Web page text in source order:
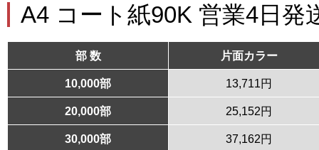
A4 コート紙90K 営業4日発
部 数 片面カラー
10,000部 13,711円
20,000部 25,152円
30,000部 37,162円